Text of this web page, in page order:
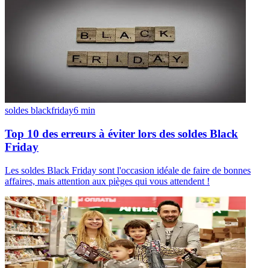
soldes blackfriday6 min
Top 10 des erreurs à éviter lors des soldes Black
Friday
Les soldes Black Friday sont l'occasion idéale de faire de bonnes
affaires, mais attention aux pièges qui vous attendent !